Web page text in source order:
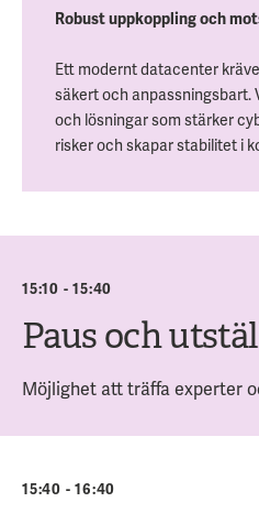
Robust uppkoppling och
Ett modernt datacenter
säkert och anpassningsbart.
och lösningar som stärker
risker och skapar stabilitet i
15:10 - 15:40
Paus och
Möjlighet att träffa experter
15:40 - 16:40